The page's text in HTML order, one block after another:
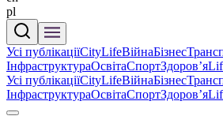
pl
Усі публікаціїCityLifeВійнаБізнес
ІнфраструктураОсвітаСпортЗдоровʼя
Усі публікаціїCityLifeВійнаБізнес
ІнфраструктураОсвітаСпортЗдоровʼя